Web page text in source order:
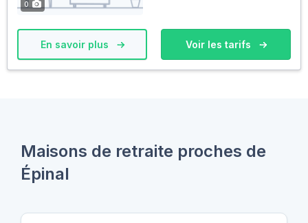
0
En savoir plus Voir les tarifs
Maisons de retraite proches de
Épinal